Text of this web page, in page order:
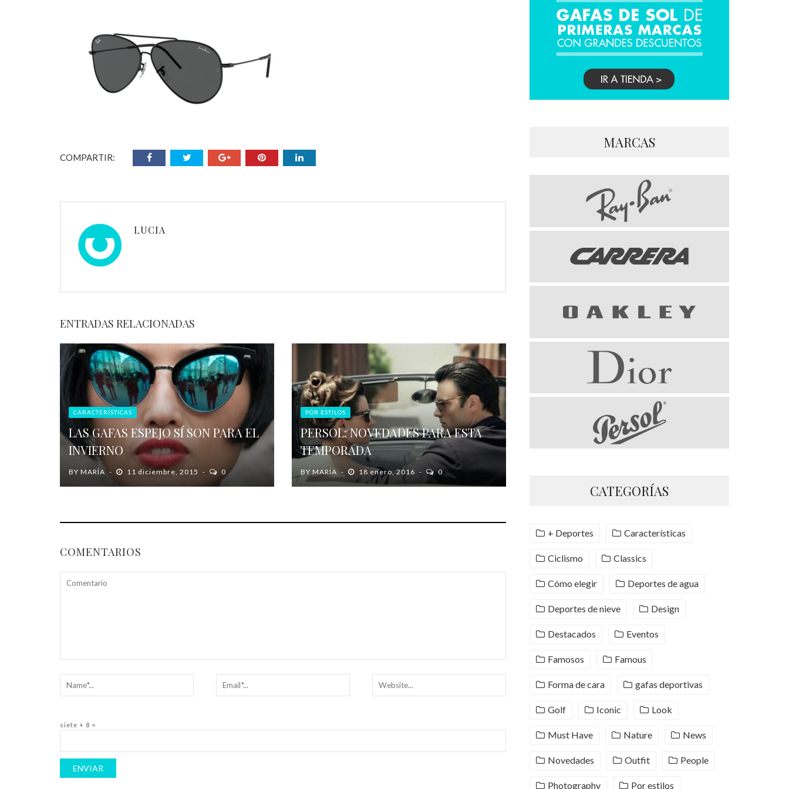
COMPARTIR:
LUCIA
ENTRADAS RELACIONADAS
CARACTERÍSTICAS
LAS GAFAS ESPEJO SÍ SON PARA EL
INVIERNO
BY MARÍA 11 diciembre, 2015 0
POR ESTILOS
PERSOL: NOVEDADES PARA ESTA
TEMPORADA
BY MARÍA 18 enero, 2016 0
COMENTARIOS
siete + 8 =
MARCAS
CATEGORÍAS
+ Deportes Características
Ciclismo Classics
Cómo elegir Deportes de agua
Deportes de nieve Design
Destacados Eventos
Famosos Famous
Forma de cara gafas deportivas
Golf Iconic Look
Must Have Nature News
Novedades Outfit People
Photography Por estilos